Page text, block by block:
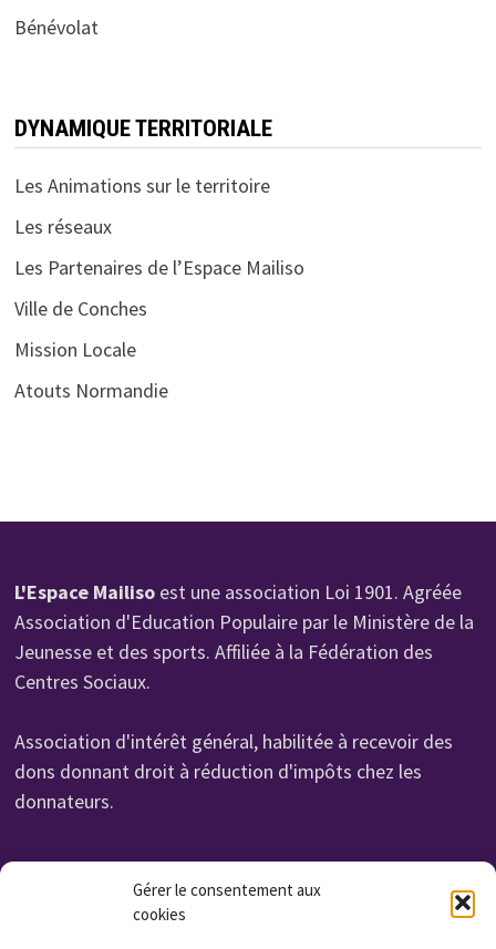
Gérer le consentement aux
cookies
Bénévolat
DYNAMIQUE TERRITORIALE
Les Animations sur le territoire
Les réseaux
Les Partenaires de l’Espace Mailiso
Ville de Conches
Mission Locale
Atouts Normandie
L'Espace Mailiso est une association Loi 1901. Agréée
Association d'Education Populaire par le Ministère de la
Jeunesse et des sports. Affiliée à la Fédération des
Centres Sociaux.
Association d'intérêt général, habilitée à recevoir des
dons donnant droit à réduction d'impôts chez les
donnateurs.
Organisme de Formation N° 232 700 114 27
Cet enregistrement ne vaut pas agrément de l'état.